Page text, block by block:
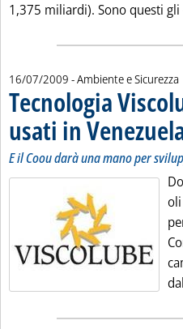
1,375 miliardi). Sono questi gli
16/07/2009 - Ambiente e Sicurezza
Tecnologia
usati in
E il Coou darà una mano per